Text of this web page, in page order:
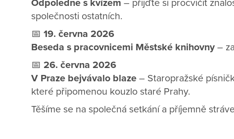
Odpoledne s kvízem – přijďte si procvičit
společnosti ostatních.
📅 19. června 2026
Beseda s pracovnicemi Městské knihovny –
📅 26. června 2026
V Praze bejvávalo blaze – Staropražské
které připomenou kouzlo staré Prahy.
Těšíme se na společná setkání a příjemně